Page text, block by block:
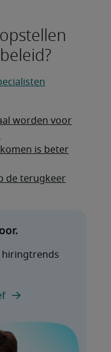
worden voor
is beter
de terugkeer